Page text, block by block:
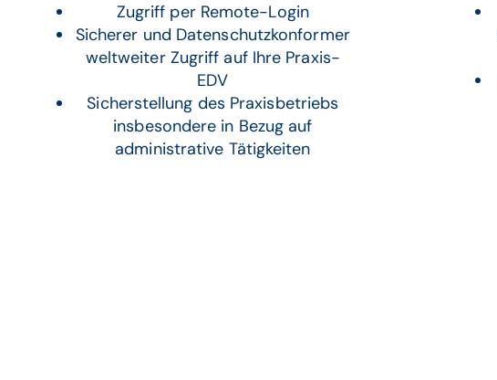
Zugriff per Remote-Login
Sicherer und Datenschutzkonformer
weltweiter Zugriff auf Ihre Praxis-
EDV
Sicherstellung des Praxisbetriebs
insbesondere in Bezug auf
administrative Tätigkeiten